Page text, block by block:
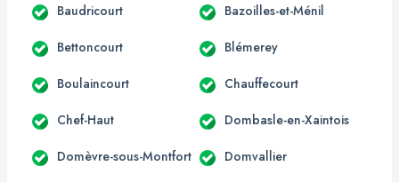
Baudricourt Bazoilles-et-Ménil
Bettoncourt Blémerey
Boulaincourt Chauffecourt
Chef-Haut Dombasle-en-Xaintois
Domèvre-sous-Montfort Domvallier